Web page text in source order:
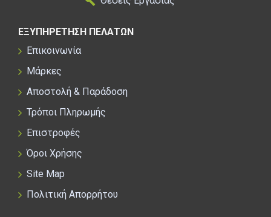
ΕΞΥΠΗΡΕΤΗΣΗ ΠΕΛΑΤΩΝ
Επικοινωνία
Μάρκες
Αποστολή & Παράδοση
Τρόποι Πληρωμής
Επιστροφές
Όροι Χρήσης
Site Map
Πολιτική Απορρήτου